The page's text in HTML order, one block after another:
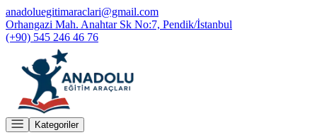
anadoluegitimaraclari@gmail.com
Orhangazi Mah. Anahtar Sk No:7, Pendik/İstanbul
(+90) 545 246 46 76
Kategoriler